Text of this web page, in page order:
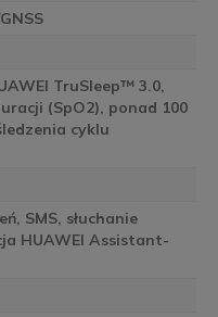
TruSleep™ 3.0,
(SpO2), ponad 100
cyklu
SMS, słuchanie
HUAWEI Assistant-